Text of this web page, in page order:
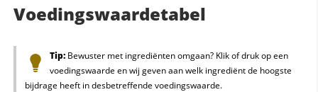
Voedingswaardetabel
Tip:Bewuster met ingrediënten omgaan? Klik of druk op een
voedingswaarde en wij geven aan welk ingrediënt de hoogste
bijdrage heeft in desbetreffende voedingswaarde.